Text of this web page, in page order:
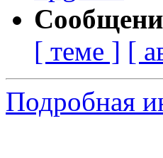
[ теме ] [
Подробная